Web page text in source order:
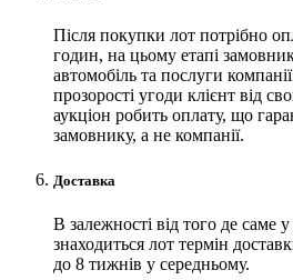
Після покупки лот потрібно
годин, на цьому етапі
автомобіль та послуги
прозорості угоди клієнт від
аукціон робить оплату, що
замовнику, а не компанії.
Доставка
В залежності від того де саме
знаходиться лот термін
до 8 тижнів у середньому.